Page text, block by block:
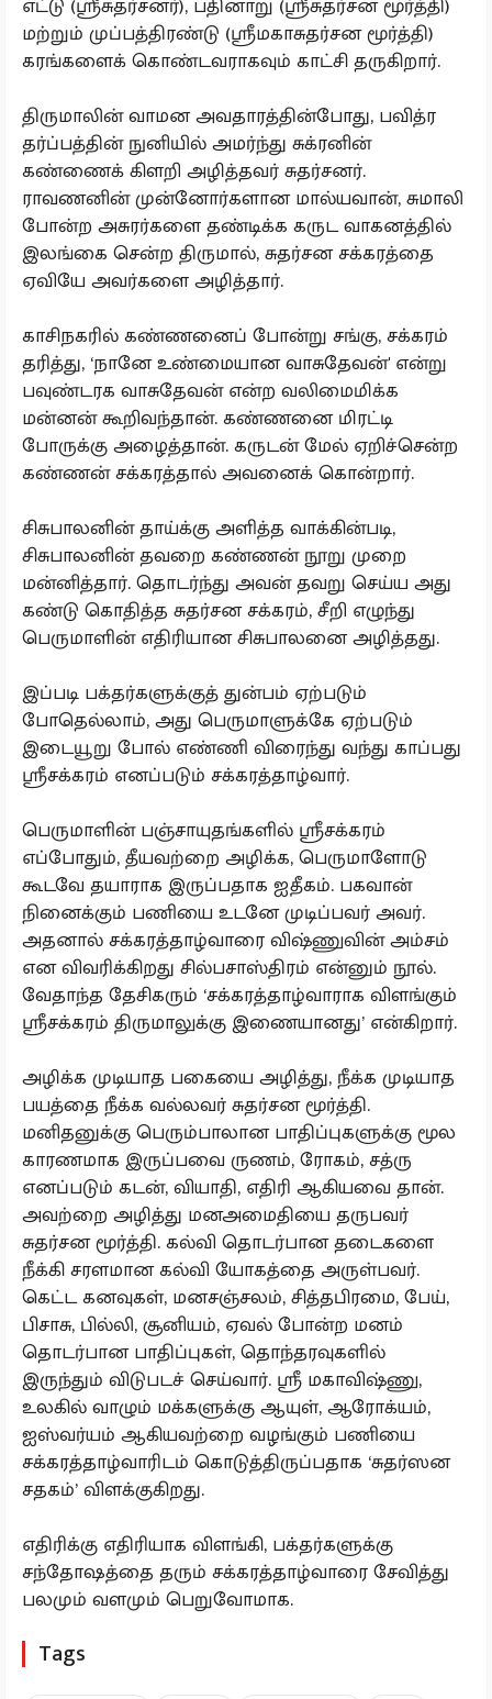
மற்றும் முப்பத்திரண்டு (ஸ்ரீமகாசுதர்சன மூர்த்தி)
கரங்களைக் கொண்டவராகவும் காட்சி தருகிறார்.
திருமாலின் வாமன அவதாரத்தின்போது, பவித்ர
தர்ப்பத்தின் நுனியில் அமர்ந்து சுக்ரனின்
கண்ணைக் கிளறி அழித்தவர் சுதர்சனர்.
ராவணனின் முன்னோர்களான மால்யவான், சுமாலி
போன்ற அசுரர்களை தண்டிக்க கருட வாகனத்தில்
இலங்கை சென்ற திருமால், சுதர்சன சக்கரத்தை
ஏவியே அவர்களை அழித்தார்.
காசிநகரில் கண்ணனைப் போன்று சங்கு, சக்கரம்
தரித்து, ‘நானே உண்மையான வாசுதேவன்' என்று
பவுண்டரக வாசுதேவன் என்ற வலிமைமிக்க
மன்னன் கூறிவந்தான். கண்ணனை மிரட்டி
போருக்கு அழைத்தான். கருடன் மேல் ஏறிச்சென்ற
கண்ணன் சக்கரத்தால் அவனைக் கொன்றார்.
சிசுபாலனின் தாய்க்கு அளித்த வாக்கின்படி,
சிசுபாலனின் தவறை கண்ணன் நூறு முறை
மன்னித்தார். தொடர்ந்து அவன் தவறு செய்ய அது
கண்டு கொதித்த சுதர்சன சக்கரம், சீறி எழுந்து
பெருமாளின் எதிரியான சிசுபாலனை அழித்தது.
இப்படி பக்தர்களுக்குத் துன்பம் ஏற்படும்
போதெல்லாம், அது பெருமாளுக்கே ஏற்படும்
இடையூறு போல் எண்ணி விரைந்து வந்து காப்பது
ஸ்ரீசக்கரம் எனப்படும் சக்கரத்தாழ்வார்.
பெருமாளின் பஞ்சாயுதங்களில் ஸ்ரீசக்கரம்
எப்போதும், தீயவற்றை அழிக்க, பெருமாளோடு
கூடவே தயாராக இருப்பதாக ஐதீகம். பகவான்
நினைக்கும் பணியை உடனே முடிப்பவர் அவர்.
அதனால் சக்கரத்தாழ்வாரை விஷ்ணுவின் அம்சம்
என விவரிக்கிறது சில்பசாஸ்திரம் என்னும் நூல்.
வேதாந்த தேசிகரும் ‘சக்கரத்தாழ்வாராக விளங்கும்
ஸ்ரீசக்கரம் திருமாலுக்கு இணையானது’ என்கிறார்.
அழிக்க முடியாத பகையை அழித்து, நீக்க முடியாத
பயத்தை நீக்க வல்லவர் சுதர்சன மூர்த்தி.
மனிதனுக்கு பெரும்பாலான பாதிப்புகளுக்கு மூல
காரணமாக இருப்பவை ருணம், ரோகம், சத்ரு
எனப்படும் கடன், வியாதி, எதிரி ஆகியவை தான்.
அவற்றை அழித்து மனஅமைதியை தருபவர்
சுதர்சன மூர்த்தி. கல்வி தொடர்பான தடைகளை
நீக்கி சரளமான கல்வி யோகத்தை அருள்பவர்.
கெட்ட கனவுகள், மனசஞ்சலம், சித்தபிரமை, பேய்,
பிசாசு, பில்லி, சூனியம், ஏவல் போன்ற மனம்
தொடர்பான பாதிப்புகள், தொந்தரவுகளில்
இருந்தும் விடுபடச் செய்வார். ஸ்ரீ மகாவிஷ்ணு,
உலகில் வாழும் மக்களுக்கு ஆயுள், ஆரோக்யம்,
ஐஸ்வர்யம் ஆகியவற்றை வழங்கும் பணியை
சக்கரத்தாழ்வாரிடம் கொடுத்திருப்பதாக ‘சுதர்ஸன
சதகம்’ விளக்குகிறது.
எதிரிக்கு எதிரியாக விளங்கி, பக்தர்களுக்கு
சந்தோஷத்தை தரும் சக்கரத்தாழ்வாரை சேவித்து
பலமும் வளமும் பெறுவோமாக.
Tags